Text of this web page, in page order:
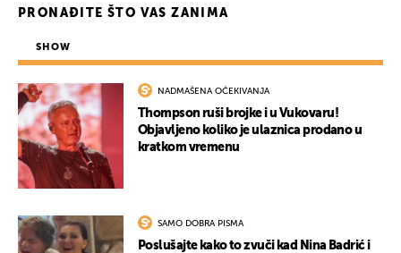
PRONAĐITE ŠTO VAS ZANIMA
SHOW
NADMAŠENA OČEKIVANJA
Thompson ruši brojke i u Vukovaru!
Objavljeno koliko je ulaznica prodano u
kratkom vremenu
SAMO DOBRA PISMA
Poslušajte kako to zvuči kad Nina Badrić i